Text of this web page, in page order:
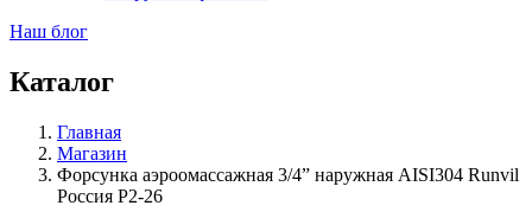
Наш блог
Каталог
Главная
Магазин
Форсунка аэроомассажная 3/4” наружная AISI304 Runvil
Россия Р2-26